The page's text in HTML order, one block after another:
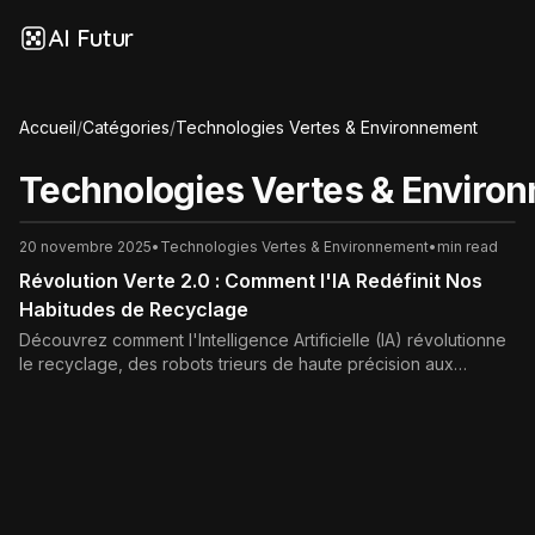
AI Futur
Accueil/Catégories/Technologies Vertes & Environnement
Technologies Vertes &
20 novembre 2025• Technologies Vertes & Environnement• min read
Révolution Verte 2.0 : Comment l'IA Redéfinit Nos
Habitudes de Recyclage
Découvrez comment l'Intelligence Artificielle (IA) révolutionne
le recyclage, des robots trieurs de haute précision aux